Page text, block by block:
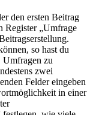
den ersten Beitrag
Register „Umfrage
so hast du
zu
zwei
Felder eingeben
in einer